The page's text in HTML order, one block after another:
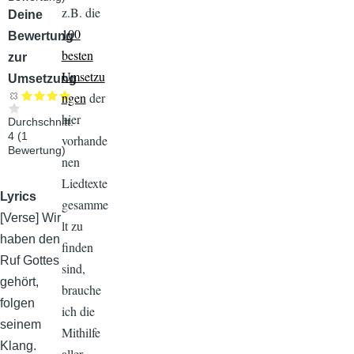
Audiodatei
Deine
Bewertung
zur
Umsetzung
Durchschnitt:
4 (1
Bewertung)
Lyrics
[Verse] Wir
haben den
Ruf Gottes
gehört,
folgen
seinem
Klang.
z.B. die
100
besten
Umsetzu
ngen der
hier
vorhande
nen
Liedtexte
gesamme
lt zu
finden
sind,
brauche
ich die
Mithilfe